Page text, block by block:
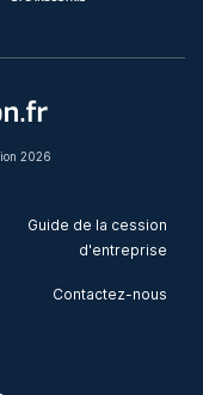
Guide de la cession
d'entreprise
Contactez-nous
2026